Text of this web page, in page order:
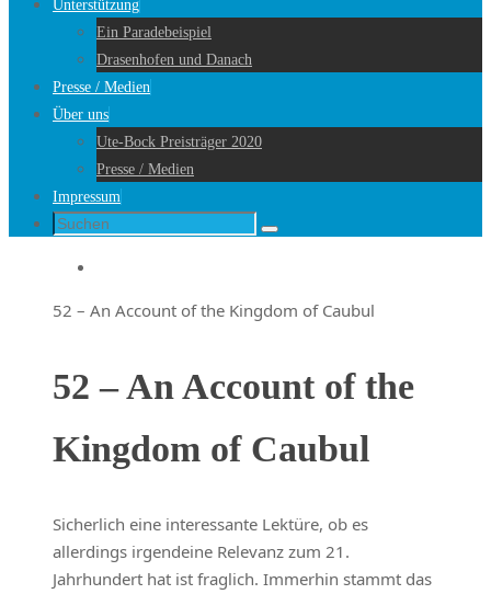
Unterstützung
Ein Paradebeispiel
Drasenhofen und Danach
Presse / Medien
Über uns
Ute-Bock Preisträger 2020
Presse / Medien
Impressum
Suche
Suchen
Startseite
52 – An Account of the Kingdom of Caubul
52 – An Account of the
Kingdom of Caubul
Sicherlich eine interessante Lektüre, ob es
allerdings irgendeine Relevanz zum 21.
Jahrhundert hat ist fraglich. Immerhin stammt das